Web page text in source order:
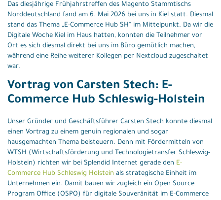
Das diesjährige Frühjahrstreffen des Magento Stammtischs
Norddeutschland fand am 6. Mai 2026 bei uns in Kiel statt. Diesmal
stand das Thema „E-Commerce Hub SH“ im Mittelpunkt. Da wir die
Digitale Woche Kiel im Haus hatten, konnten die Teilnehmer vor
Ort es sich diesmal direkt bei uns im Büro gemütlich machen,
während eine Reihe weiterer Kollegen per Nextcloud zugeschaltet
war.
Vortrag von Carsten Stech: E-
Commerce Hub Schleswig-Holstein
Unser Gründer und Geschäftsführer Carsten Stech konnte diesmal
einen Vortrag zu einem genuin regionalen und sogar
hausgemachten Thema beisteuern. Denn mit Fördermitteln von
WTSH (Wirtschaftsförderung und Technologietransfer Schleswig-
Holstein) richten wir bei Splendid Internet gerade den E-
Commerce Hub Schleswig Holstein als strategische Einheit im
Unternehmen ein. Damit bauen wir zugleich ein Open Source
Program Office (OSPO) für digitale Souveränität im E-Commerce